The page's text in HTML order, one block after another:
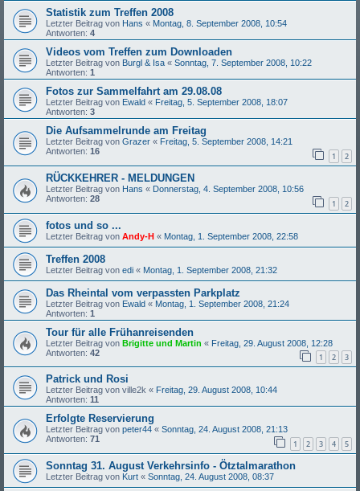
Statistik zum Treffen 2008
Letzter Beitrag von Hans « Montag, 8. September 2008, 10:54
Antworten: 4
Videos vom Treffen zum Downloaden
Letzter Beitrag von Burgl & Isa « Sonntag, 7. September 2008, 10:22
Antworten: 1
Fotos zur Sammelfahrt am 29.08.08
Letzter Beitrag von Ewald « Freitag, 5. September 2008, 18:07
Antworten: 3
Die Aufsammelrunde am Freitag
Letzter Beitrag von Grazer « Freitag, 5. September 2008, 14:21
Antworten: 16 1 2
RÜCKKEHRER - MELDUNGEN
Letzter Beitrag von Hans « Donnerstag, 4. September 2008, 10:56
Antworten: 28 1 2
fotos und so ...
Letzter Beitrag von Andy-H « Montag, 1. September 2008, 22:58
Treffen 2008
Letzter Beitrag von edi « Montag, 1. September 2008, 21:32
Das Rheintal vom verpassten Parkplatz
Letzter Beitrag von Ewald « Montag, 1. September 2008, 21:24
Antworten: 1
Tour für alle Frühanreisenden
Letzter Beitrag von Brigitte und Martin « Freitag, 29. August 2008, 12:28
Antworten: 42 1 2 3
Patrick und Rosi
Letzter Beitrag von ville2k « Freitag, 29. August 2008, 10:44
Antworten: 11
Erfolgte Reservierung
Letzter Beitrag von peter44 « Sonntag, 24. August 2008, 21:13
Antworten: 71 1 2 3 4 5
Sonntag 31. August Verkehrsinfo - Ötztalmarathon
Letzter Beitrag von Kurt « Sonntag, 24. August 2008, 08:37